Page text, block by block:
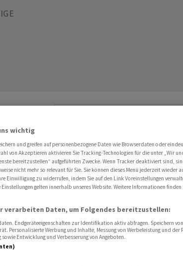
Jahr
wichtig
und greifen auf personenbezogene Daten wie Browserdaten oder
von Akzeptieren aktivieren Sie Tracking-Technologien für die unter „Wir
bereitzustellen“ aufgeführten Zwecke. Wenn Tracker deaktiviert sind,
nicht mehr so relevant für Sie. Sie können dieses Menü jederzeit wieder
Einwilligung zu widerrufen, indem Sie auf den Link Voreinstellungen
gelten innerhalb unseres Website. Weitere Informationen finden
verarbeiten Daten, um Folgendes bereitzustellen:
Endgeräteeigenschaften zur Identifikation aktiv abfragen. Speichern
Personalisierte Werbung und Inhalte, Messung von Werbeleistung und der
Entwicklung und Verbesserung von Angeboten.